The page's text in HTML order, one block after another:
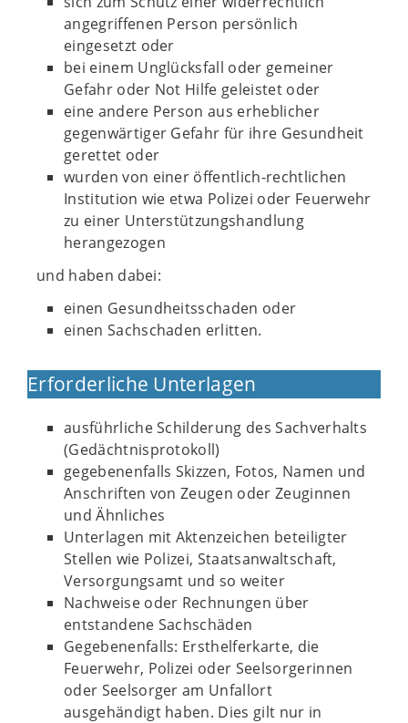
angegriffenen Person persönlich
eingesetzt oder
bei einem Unglücksfall oder gemeiner
Gefahr oder Not Hilfe geleistet oder
eine andere Person aus erheblicher
gegenwärtiger Gefahr für ihre Gesundheit
gerettet oder
wurden von einer öffentlich-rechtlichen
Institution wie etwa Polizei oder Feuerwehr
zu einer Unterstützungshandlung
herangezogen
und haben dabei:
einen Gesundheitsschaden oder
einen Sachschaden erlitten.
Erforderliche Unterlagen
ausführliche Schilderung des Sachverhalts
(Gedächtnisprotokoll)
gegebenenfalls Skizzen, Fotos, Namen und
Anschriften von Zeugen oder Zeuginnen
und Ähnliches
Unterlagen mit Aktenzeichen beteiligter
Stellen wie Polizei, Staatsanwaltschaft,
Versorgungsamt und so weiter
Nachweise oder Rechnungen über
entstandene Sachschäden
Gegebenenfalls: Ersthelferkarte, die
Feuerwehr, Polizei oder Seelsorgerinnen
oder Seelsorger am Unfallort
ausgehändigt haben. Dies gilt nur in